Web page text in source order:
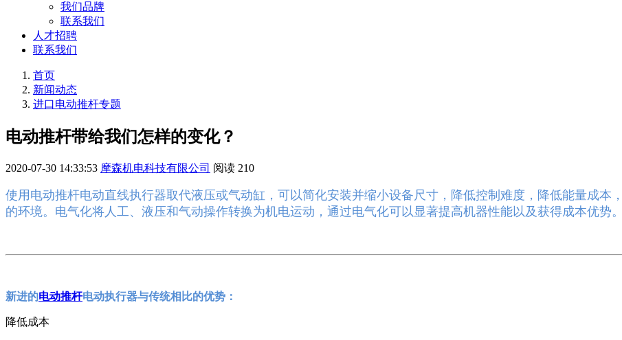
我们品牌
联系我们
人才招聘
联系我们
首页
新闻动态
进口电动推杆专题
电动推杆带给我们怎样的变化？
2020-07-30 14:33:53 摩森机电科技有限公司 阅读 210
使用电动推杆电动直线执行器取代液压或气动缸，可以简化安装并缩小设备尺寸，降低控制难度，降低能量成本
的环境。电气化将人工、液压和气动操作转换为机电运动，通过电气化可以显著提高机器性能以及获得成本优势。
新进的电动推杆电动执行器与传统相比的优势：
降低成本